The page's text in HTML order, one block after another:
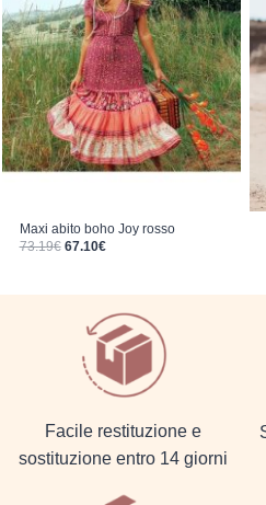
Maxi abito boho Joy rosso
73.19€ Il prezzo originale era: 73.19€.
67.10€Il prezzo attuale è: 67.10€.
Facile restituzione e
sostituzione entro 14 giorni